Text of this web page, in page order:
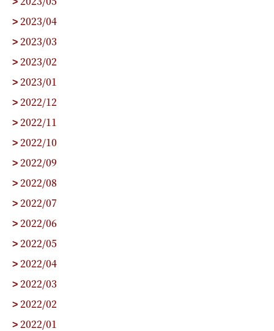
> 2023/04
> 2023/03
> 2023/02
> 2023/01
> 2022/12
> 2022/11
> 2022/10
> 2022/09
> 2022/08
> 2022/07
> 2022/06
> 2022/05
> 2022/04
> 2022/03
> 2022/02
> 2022/01